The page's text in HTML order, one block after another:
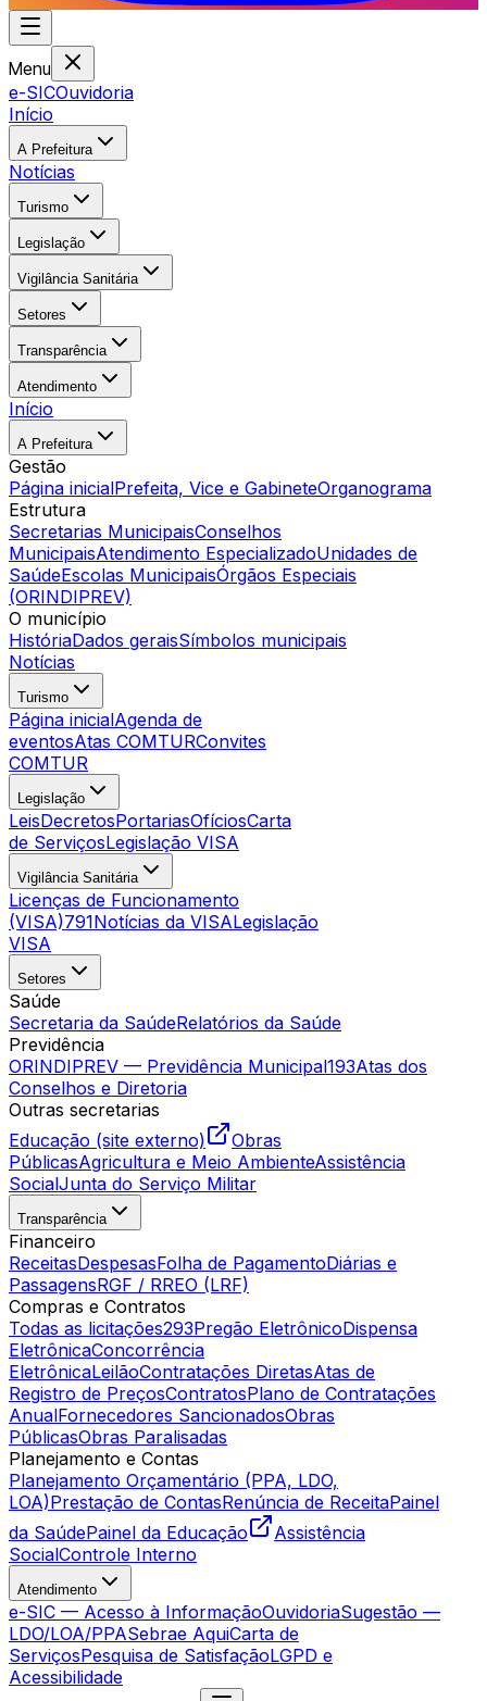
Menu
e-SICOuvidoria
Início
A Prefeitura
Notícias
Turismo
Legislação
Vigilância Sanitária
Setores
Transparência
Atendimento
Início
A Prefeitura
Gestão
Página inicialPrefeita, Vice e GabineteOrganograma
Estrutura
Secretarias MunicipaisConselhos
MunicipaisAtendimento EspecializadoUnidades de
SaúdeEscolas MunicipaisÓrgãos Especiais
(ORINDIPREV)
O município
HistóriaDados geraisSímbolos municipais
Notícias
Turismo
Página inicialAgenda de
eventosAtas COMTURConvites
COMTUR
Legislação
LeisDecretosPortariasOfíciosCarta
de ServiçosLegislação VISA
Vigilância Sanitária
Licenças de Funcionamento
(VISA)791Notícias da VISALegislação
VISA
Setores
Saúde
Secretaria da SaúdeRelatórios da Saúde
Previdência
ORINDIPREV — Previdência Municipal193Atas dos
Conselhos e Diretoria
Outras secretarias
Educação (site externo)
Obras
PúblicasAgricultura e Meio AmbienteAssistência
SocialJunta do Serviço Militar
Transparência
Financeiro
ReceitasDespesasFolha de PagamentoDiárias e
PassagensRGF / RREO (LRF)
Compras e Contratos
Todas as licitações293Pregão EletrônicoDispensa
EletrônicaConcorrência
EletrônicaLeilãoContratações DiretasAtas de
Registro de PreçosContratosPlano de Contratações
AnualFornecedores SancionadosObras
PúblicasObras Paralisadas
Planejamento e Contas
Planejamento Orçamentário (PPA, LDO,
LOA)Prestação de ContasRenúncia de ReceitaPainel
da SaúdePainel da Educação
Assistência
SocialControle Interno
Atendimento
e-SIC — Acesso à InformaçãoOuvidoriaSugestão —
LDO/LOA/PPASebrae AquiCarta de
ServiçosPesquisa de SatisfaçãoLGPD e
Acessibilidade